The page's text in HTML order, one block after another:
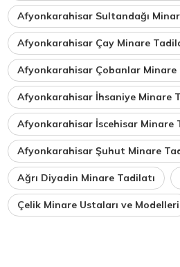
Afyonkarahisar Sultandağı
Afyonkarahisar Çay Minare
Afyonkarahisar Çobanlar Minare
Afyonkarahisar İhsaniye Minare
Afyonkarahisar İscehisar Minare
Afyonkarahisar Şuhut Minare
Ağrı Diyadin Minare Tadilatı
Çelik Minare Ustaları ve Modelleri